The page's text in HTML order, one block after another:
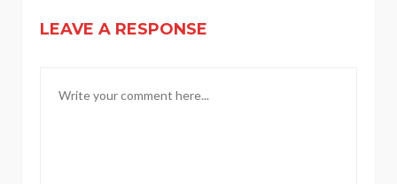
LEAVE A RESPONSE